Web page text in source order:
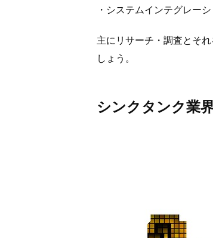
・システムインテグレー
主にリサーチ・調査とそ
しょう。
シンクタンク業